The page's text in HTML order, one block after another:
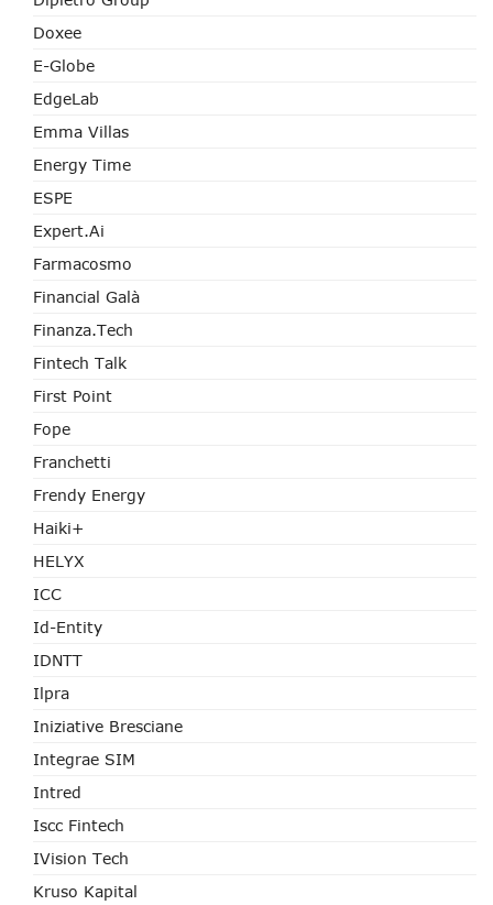
Doxee
E-Globe
EdgeLab
Emma Villas
Energy Time
ESPE
Expert.ai
Farmacosmo
Financial Galà
Finanza.tech
Fintech Talk
First Point
Fope
Franchetti
Frendy Energy
Haiki+
HELYX
ICC
Id-Entity
IDNTT
Ilpra
Iniziative Bresciane
Integrae SIM
Intred
Iscc Fintech
IVision Tech
Kruso Kapital